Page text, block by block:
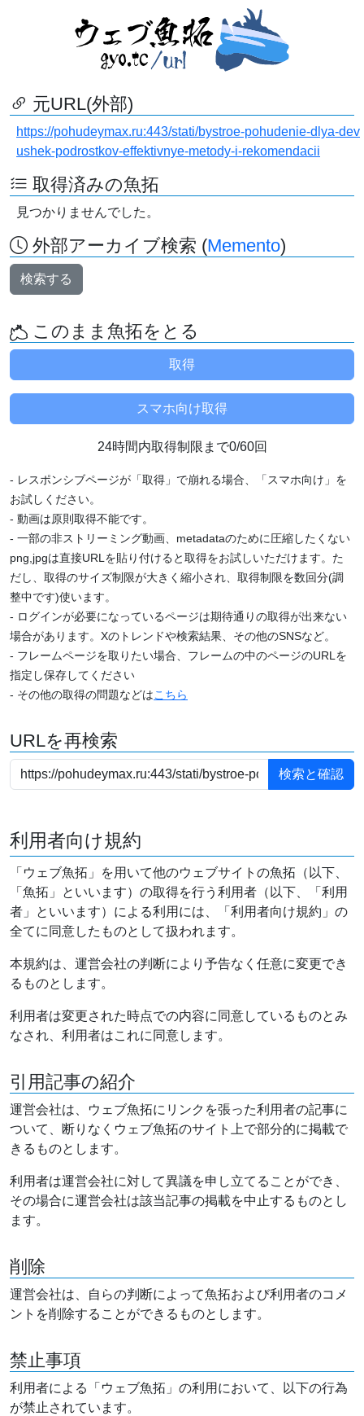
元URL(外部)
https://pohudeymax.ru:443/stati/bystroe-pohudenie-dlya-dev
ushek-podrostkov-effektivnye-metody-i-rekomendacii
取得済みの魚拓
見つかりませんでした。
外部アーカイブ検索 (Memento)
検索する
このまま魚拓をとる
24時間内取得制限まで0/60回
- レスポンシブページが「取得」で崩れる場合、「スマホ向け」を
お試しください。
- 動画は原則取得不能です。
- 一部の非ストリーミング動画、metadataのために圧縮したくない
png,jpgは直接URLを貼り付けると取得をお試しいただけます。た
だし、取得のサイズ制限が大きく縮小され、取得制限を数回分(調
整中です)使います。
- ログインが必要になっているページは期待通りの取得が出来ない
場合があります。Xのトレンドや検索結果、その他のSNSなど。
- フレームページを取りたい場合、フレームの中のページのURLを
指定し保存してください
- その他の取得の問題などはこちら
URLを再検索
利用者向け規約
「ウェブ魚拓」を用いて他のウェブサイトの魚拓（以下、
「魚拓」といいます）の取得を行う利用者（以下、「利用
者」といいます）による利用には、「利用者向け規約」の
全てに同意したものとして扱われます。
本規約は、運営会社の判断により予告なく任意に変更でき
るものとします。
利用者は変更された時点での内容に同意しているものとみ
なされ、利用者はこれに同意します。
引用記事の紹介
運営会社は、ウェブ魚拓にリンクを張った利用者の記事に
ついて、断りなくウェブ魚拓のサイト上で部分的に掲載で
きるものとします。
利用者は運営会社に対して異議を申し立てることができ、
その場合に運営会社は該当記事の掲載を中止するものとし
ます。
削除
運営会社は、自らの判断によって魚拓および利用者のコメ
ントを削除することができるものとします。
禁止事項
利用者による「ウェブ魚拓」の利用において、以下の行為
が禁止されています。